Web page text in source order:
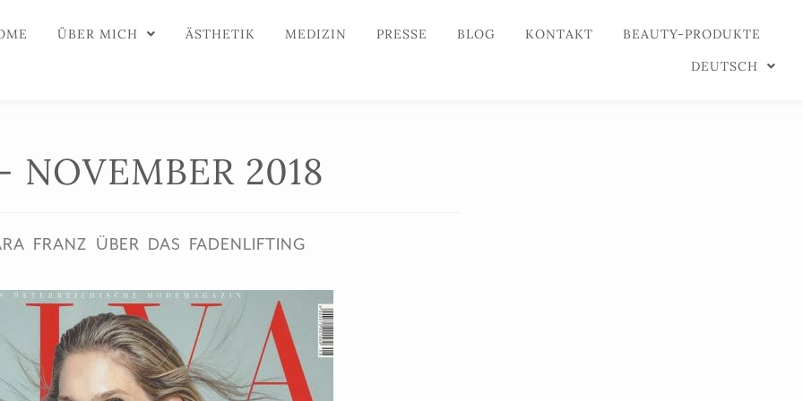
ÜBER MICH ÄSTHETIK MEDIZIN PRESSE BLOG KONTAKT
BEAUTY-PRODUKTE
DEUTSCH
NOVEMBER 2018
FRANZ ÜBER DAS FADENLIFTING